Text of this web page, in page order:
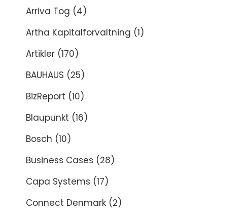
Arriva Tog (4)
Artha Kapitalforvaltning (1)
Artikler (170)
BAUHAUS (25)
BizReport (10)
Blaupunkt (16)
Bosch (10)
Business Cases (28)
Capa Systems (17)
Connect Denmark (2)